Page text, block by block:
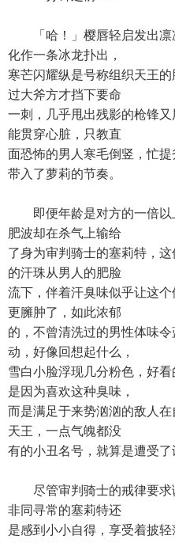
「哈！」樱唇轻启发出凛
化作一条冰龙扑出，
寒芒闪耀纵是号称组织天王
过大斧方才挡下要命
一刺，几乎甩出残影的枪锋
能贯穿心脏，只教直
面恐怖的男人寒毛倒竖，忙
带入了萝莉的节奏。
即便年龄是对方的一倍以
肥波却在杀气上输给
了身为审判骑士的塞莉特，
的汗珠从男人的肥脸
流下，伴着汗臭味似乎让这
更臃肿了，如此浓郁
的，不曾清洗过的男性体味
动，好像回想起什么，
雪白小脸浮现几分粉色，好
是因为喜欢这种臭味，
而是满足于来势汹汹的敌人
天王，一点气魄都没
有的小丑名号，就算是遭受了
尽管审判骑士的戒律要求
非同寻常的塞莉特还
是感到小小自得，享受着披